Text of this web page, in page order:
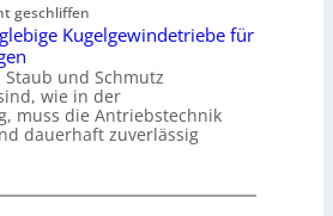
geschliffen
Kugelgewindetriebe für
Staub und Schmutz
wie in der
muss die Antriebstechnik
dauerhaft zuverlässig